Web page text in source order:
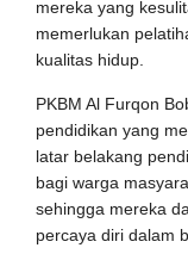
mereka yang
memerlukan
kualitas hidup.
PKBM Al Furqon
pendidikan yang
latar belakang
bagi warga
sehingga mereka
percaya diri dalam